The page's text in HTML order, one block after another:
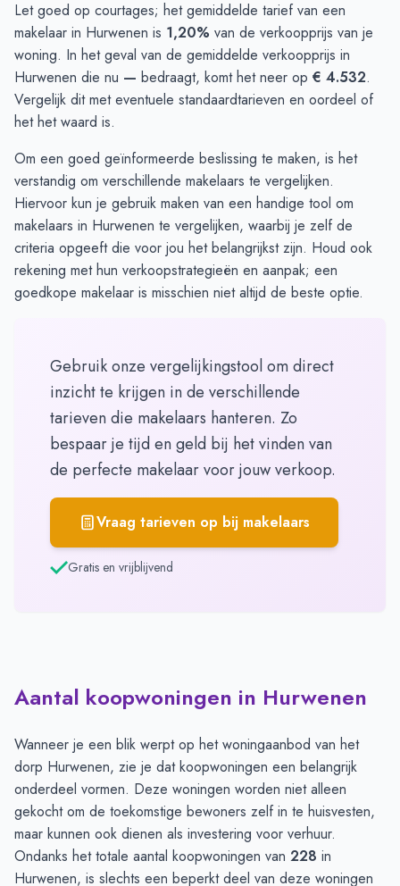
Let goed op courtages; het gemiddelde tarief van een
makelaar in Hurwenen is 1,20% van de verkoopprijs van je
woning. In het geval van de gemiddelde verkoopprijs in
Hurwenen die nu — bedraagt, komt het neer op € 4.532.
Vergelijk dit met eventuele standaardtarieven en oordeel of
het het waard is.
Om een goed geïnformeerde beslissing te maken, is het
verstandig om verschillende makelaars te vergelijken.
Hiervoor kun je gebruik maken van een handige tool om
makelaars in Hurwenen te vergelijken, waarbij je zelf de
criteria opgeeft die voor jou het belangrijkst zijn. Houd ook
rekening met hun verkoopstrategieën en aanpak; een
goedkope makelaar is misschien niet altijd de beste optie.
Gebruik onze vergelijkingstool om direct
inzicht te krijgen in de verschillende
tarieven die makelaars hanteren. Zo
bespaar je tijd en geld bij het vinden van
de perfecte makelaar voor jouw verkoop.
Vraag tarieven op bij makelaars
Gratis en vrijblijvend
Aantal koopwoningen in Hurwenen
Wanneer je een blik werpt op het woningaanbod van het
dorp Hurwenen, zie je dat koopwoningen een belangrijk
onderdeel vormen. Deze woningen worden niet alleen
gekocht om de toekomstige bewoners zelf in te huisvesten,
maar kunnen ook dienen als investering voor verhuur.
Ondanks het totale aantal koopwoningen van 228 in
Hurwenen, is slechts een beperkt deel van deze woningen